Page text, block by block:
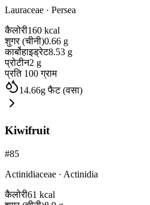
Lauraceae · Persea
कैलोरी160 kcal
शुगर (चीनी)0.66 g
कार्बोहाइड्रेट8.53 g
प्रोटीन2 g
प्रति 100 ग्राम
14.66gफैट (वसा)
Kiwifruit
#85
Actinidiaceae · Actinidia
कैलोरी61 kcal